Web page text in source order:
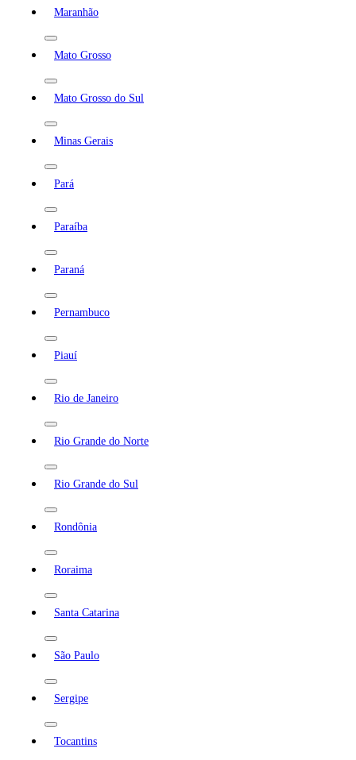
Maranhão
Mato Grosso
Mato Grosso do Sul
Minas Gerais
Pará
Paraíba
Paraná
Pernambuco
Piauí
Rio de Janeiro
Rio Grande do Norte
Rio Grande do Sul
Rondônia
Roraima
Santa Catarina
São Paulo
Sergipe
Tocantins